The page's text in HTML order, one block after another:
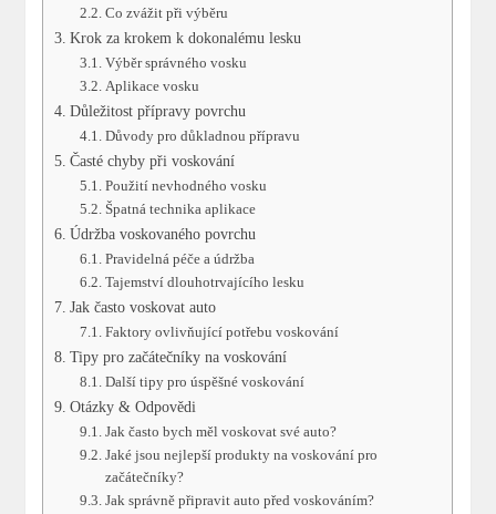
Co zvážit při výběru
Krok za krokem k dokonalému lesku
Výběr správného vosku
Aplikace vosku
Důležitost přípravy povrchu
Důvody pro důkladnou přípravu
Časté chyby při voskování
Použití nevhodného vosku
Špatná technika aplikace
Údržba voskovaného povrchu
Pravidelná péče a údržba
Tajemství dlouhotrvajícího lesku
Jak často voskovat auto
Faktory ovlivňující potřebu voskování
Tipy pro začátečníky na voskování
Další tipy pro úspěšné voskování
Otázky & Odpovědi
Jak často bych měl voskovat své auto?
Jaké jsou nejlepší produkty na voskování pro
začátečníky?
Jak správně připravit auto před voskováním?